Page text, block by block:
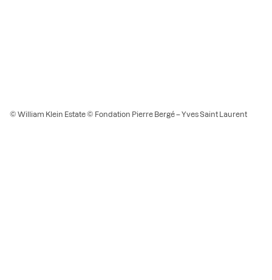
© William Klein Estate © Fondation Pierre Bergé – Yves Saint Laurent